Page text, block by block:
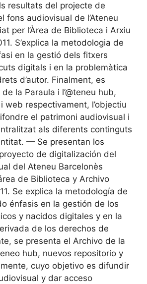
resultats del projecte de
fons audiovisual de l’Ateneu
per l’Àrea de Biblioteca i Arxiu
S’explica la metodologia de
en la gestió dels fitxers
digitals i en la problemàtica
d’autor. Finalment, es
de la Paraula i l’@teneu hub,
web respectivament, l’objectiu
el patrimoni audiovisual i
als diferents continguts
— Se presentan los
de digitalización del
del Ateneu Barcelonès
de Biblioteca y Archivo
Se explica la metodología de
énfasis en la gestión de los
y nacidos digitales y en la
de los derechos de
se presenta el Archivo de la
hub, nuevos repositorio y
cuyo objetivo es difundir
y dar acceso